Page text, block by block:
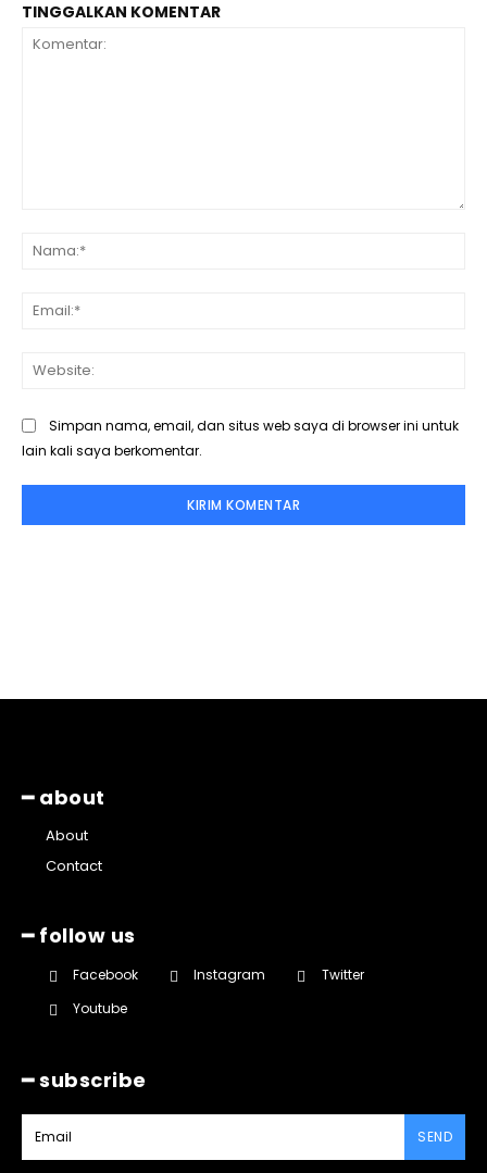
TINGGALKAN KOMENTAR
Simpan nama, email, dan situs web saya di browser ini untuk
lain kali saya berkomentar.
━ about
About
Contact
━ follow us
Facebook Instagram
Twitter
Youtube
━ subscribe
SEND